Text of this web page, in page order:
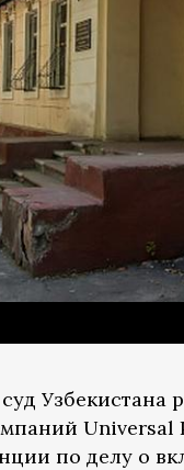
Universal
по делу о